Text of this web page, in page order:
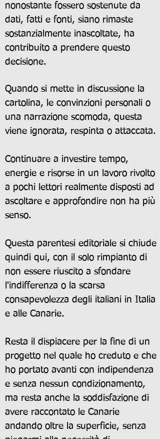
nonostante fossero sostenute da
dati, fatti e fonti, siano rimaste
sostanzialmente inascoltate, ha
contribuito a prendere questo
decisione.
Quando si mette in discussione la
cartolina, le convinzioni personali o
una narrazione scomoda, questa
viene ignorata, respinta o attaccata.
Continuare a investire tempo,
energie e risorse in un lavoro rivolto
a pochi lettori realmente disposti ad
ascoltare e approfondire non ha più
senso.
Questa parentesi editoriale si chiude
quindi qui, con il solo rimpianto di
non essere riuscito a sfondare
l'indifferenza o la scarsa
consapevolezza degli italiani in Italia
e alle Canarie.
Resta il dispiacere per la fine di un
progetto nel quale ho creduto e che
ho portato avanti con indipendenza
e senza nessun condizionamento,
ma resta anche la soddisfazione di
avere raccontato le Canarie
andando oltre la superficie, senza